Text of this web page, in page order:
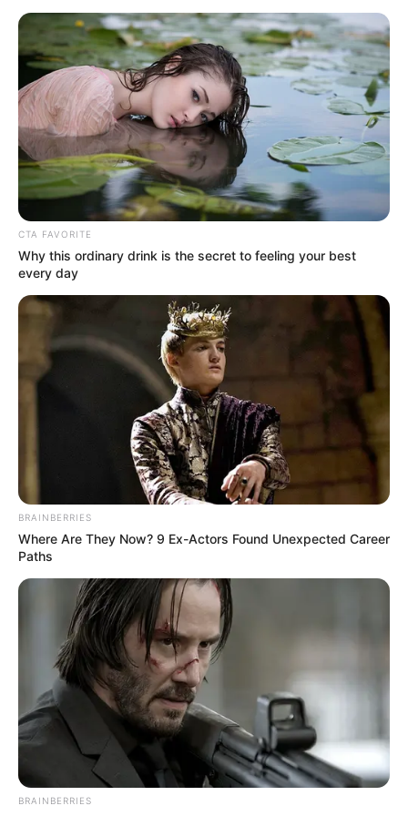
állítanák ki a műszaki vizsga igazolást és a forgalmi
engedélyt, a járművek nyilvántartása
összekapcsolódna az EU-n belül.
CTA FAVORITE
Why this ordinary drink is the secret to feeling your best
every day
BRAINBERRIES
Where Are They Now? 9 Ex-Actors Found Unexpected Career
Paths
BRAINBERRIES